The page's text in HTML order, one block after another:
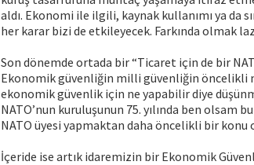
aldı. Ekonomi ile ilgili, kaynak kullanımı ya da
her karar bizi de etkileyecek. Farkında olmak
Son dönemde ortada bir “Ticaret için de bir
Ekonomik güvenliğin milli güvenliğin öncelikli
ekonomik güvenlik için ne yapabilir diye
NATO’nun kuruluşunun 75. yılında ben olsam
NATO üyesi yapmaktan daha öncelikli bir konu
İçeride ise artık idaremizin bir Ekonomik